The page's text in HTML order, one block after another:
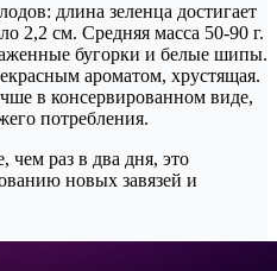
длина зеленца достигает
2,2 см. Средняя масса 50-90 г.
бугорки и белые шипы.
ароматом, хрустящая.
в консервированном виде,
потребления.
чем раз в два дня, это
новых завязей и